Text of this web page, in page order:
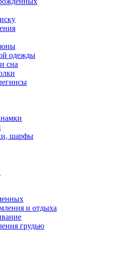
одежды
сна
шарфы
и отдыха
грудью